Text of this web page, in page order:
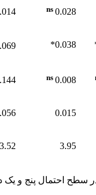
0.028
0.038*
0.008
0.015
3.95
3.52
در سطح احتمال پنج و